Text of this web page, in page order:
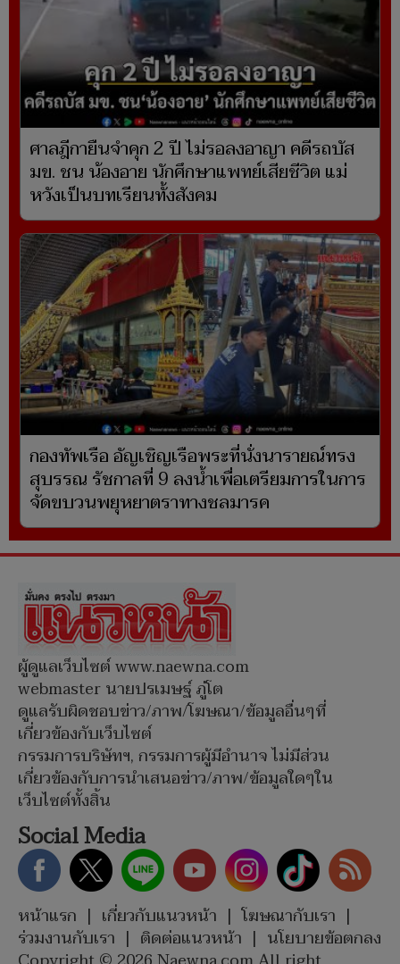
ศาลฎีกายืนจำคุก 2 ปี ไม่รอลงอาญา คดีรถบัส
มข. ชน น้องอาย นักศึกษาแพทย์เสียชีวิต แม่
หวังเป็นบทเรียนทั้งสังคม
กองทัพเรือ อัญเชิญเรือพระที่นั่งนารายณ์ทรง
สุบรรณ รัชกาลที่ 9 ลงน้ำเพื่อเตรียมการในการ
จัดขบวนพยุหยาตราทางชลมารค
ผู้ดูแลเว็บไซต์ www.naewna.com
webmaster นายปรเมษฐ์ ภู่โต
ดูแลรับผิดชอบข่าว/ภาพ/โฆษณา/ข้อมูลอื่นๆที่
เกี่ยวข้องกับเว็บไซต์
กรรมการบริษัทฯ, กรรมการผู้มีอำนาจ ไม่มีส่วน
เกี่ยวข้องกับการนำเสนอข่าว/ภาพ/ข้อมูลใดๆใน
เว็บไซต์ทั้งสิ้น
Social Media
หน้าแรก | เกี่ยวกับแนวหน้า | โฆษณากับเรา |
ร่วมงานกับเรา | ติดต่อแนวหน้า | นโยบายข้อตกลง